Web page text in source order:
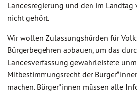
Landesregierung und den im Landtag
nicht gehört.
Wir wollen Zulassungshürden für
Bürgerbegehren abbauen, um das
Landesverfassung gewährleistete
Mitbestimmungsrecht der
machen. Bürger*innen müssen alle